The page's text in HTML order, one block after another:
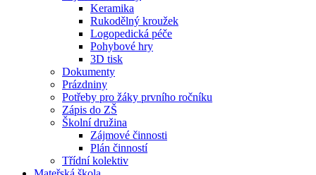
Keramika
Rukodělný kroužek
Logopedická péče
Pohybové hry
3D tisk
Dokumenty
Prázdniny
Potřeby pro žáky prvního ročníku
Zápis do ZŠ
Školní družina
Zájmové činnosti
Plán činností
Třídní kolektiv